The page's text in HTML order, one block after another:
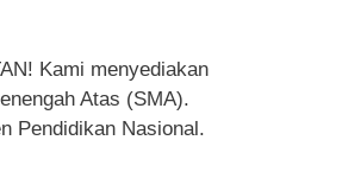
Kami menyediakan
Atas (SMA).
Pendidikan Nasional.